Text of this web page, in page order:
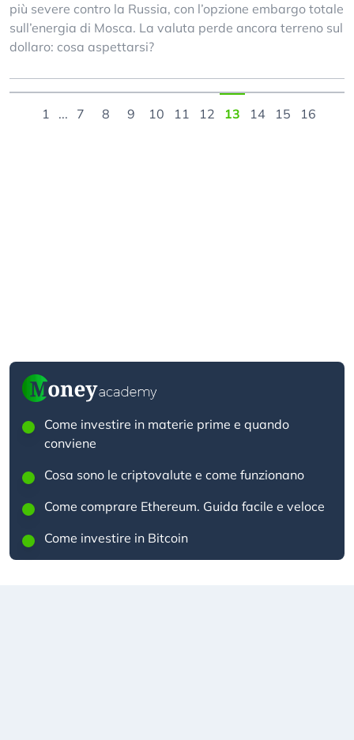
più severe contro la Russia, con l’opzione embargo totale
sull’energia di Mosca. La valuta perde ancora terreno sul
dollaro: cosa aspettarsi?
1 ... 7 8 9 10 11 12 13 14 15 16
Come investire in materie prime e quando
conviene
Cosa sono le criptovalute e come funzionano
Come comprare Ethereum. Guida facile e veloce
Come investire in Bitcoin